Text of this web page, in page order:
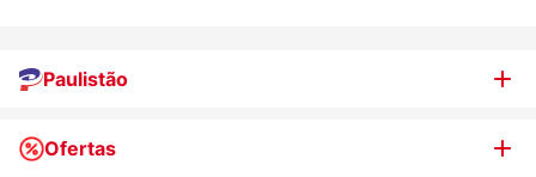
Paulistão
Quem somos
Ofertas